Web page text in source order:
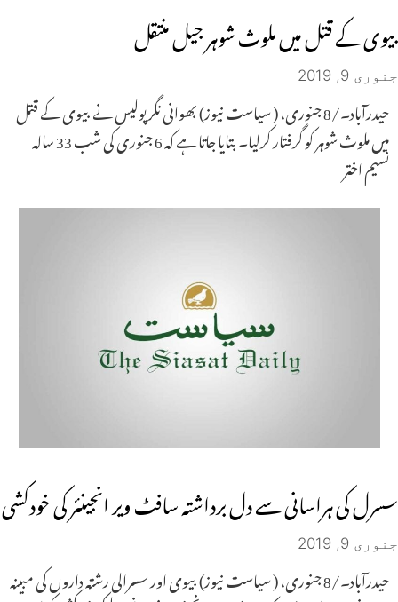
بیوی کے قتل میں ملوث شوہر جیل منتقل
جنوری 9, 2019
حیدرآباد۔/8 جنوری، ( سیاست نیوز) بھوانی نگر پولیس نے بیوی کے قتل
میں ملوث شوہر کو گرفتار کرلیا۔ بتایا جاتا ہے کہ 6 جنوری کی شب 33 سالہ
نسیم اختر
سسرل کی ہراسانی سے دل برداشتہ سافٹ ویر انجینئر کی خودکشی
جنوری 9, 2019
حیدرآباد۔/8 جنوری، ( سیاست نیوز) بیوی اور سسرالی رشتہ داروں کی مبینہ